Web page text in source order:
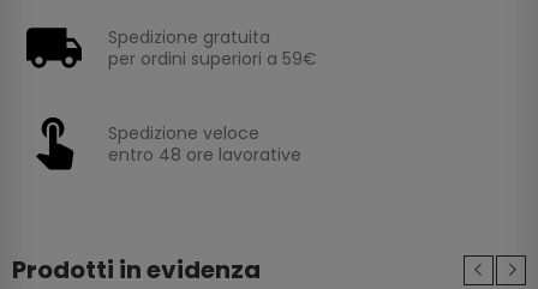
Spedizione gratuita
per ordini superiori a 59€
Spedizione veloce
entro 48 ore lavorative
Prodotti in evidenza